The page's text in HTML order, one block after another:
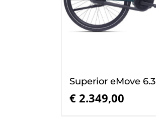
Superior eMove 6.3
€ 2.349,00